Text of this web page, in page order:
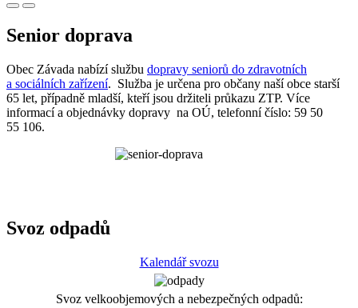
Senior doprava
Obec Závada nabízí službu dopravy seniorů do zdravotních
a sociálních zařízení. Služba je určena pro občany naší obce starší
65 let, případně mladší, kteří jsou držiteli průkazu ZTP. Více
informací a objednávky dopravy na OÚ, telefonní číslo: 59 50
55 106.
Svoz odpadů
Kalendář svozu
Svoz velkoobjemových a nebezpečných odpadů: